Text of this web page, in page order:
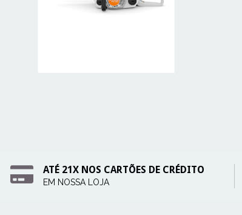
ATÉ 21X NOS CARTÕES DE CRÉDITO
EM NOSSA LOJA